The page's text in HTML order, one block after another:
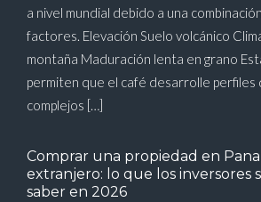
a nivel mundial debido a una
factores. Elevación Suelo volcánico
montaña Maduración lenta en grano
permiten que el café desarrolle perfiles
complejos […]
Comprar una propiedad en
extranjero: lo que los inversores
saber en 2026